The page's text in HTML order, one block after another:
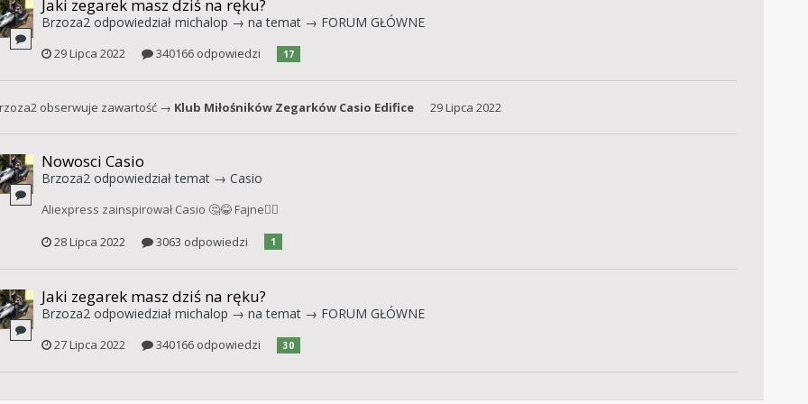
Jaki zegarek masz dziś na ręku?
Brzoza2 odpowiedział michalop → na temat → FORUM GŁÓWNE
29 Lipca 2022 340166 odpowiedzi 17
obserwuje zawartość → Klub Miłośników Zegarków Casio Edifice 29 Lipca 2022
Nowosci Casio
Brzoza2odpowiedział temat → Casio
Aliexpress zainspirował Casio 🤔😂 Fajne👍🏻
28 Lipca 2022
3063 odpowiedzi 1
Jaki zegarek masz dziś na ręku?
Brzoza2 odpowiedział michalop → na temat → FORUM GŁÓWNE
27 Lipca 2022 340166 odpowiedzi 30